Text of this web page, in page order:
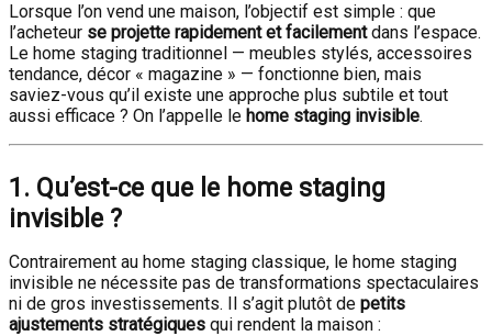
Lorsque l’on vend une maison, l’objectif est simple : que
l’acheteur se projette rapidement et facilementdans l’espace.
Le home staging traditionnel — meubles stylés, accessoires
tendance, décor « magazine » — fonctionne bien, mais
saviez-vous qu’il existe une approche plus subtile et tout
aussi efficace ? On l’appelle le home staging invisible.
1. Qu’est-ce que le home staging
invisible ?
Contrairement au home staging classique, le home staging
invisible ne nécessite pas de transformations spectaculaires
ni de gros investissements. Il s’agit plutôt de petits
ajustements stratégiques qui rendent la maison :